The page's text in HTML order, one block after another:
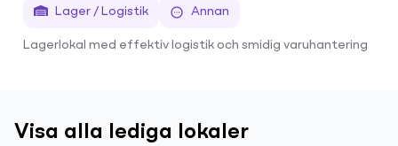
Lager / Logistik Annan
Lagerlokal med effektiv logistik och smidig varuhantering
Visa alla lediga lokaler